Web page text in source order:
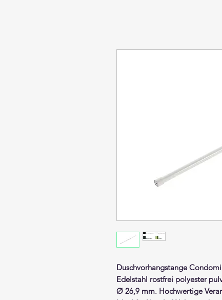
Duschvorhangstange
Edelstahl rostfrei polyester
Ø 26,9 mm. Hochwertige